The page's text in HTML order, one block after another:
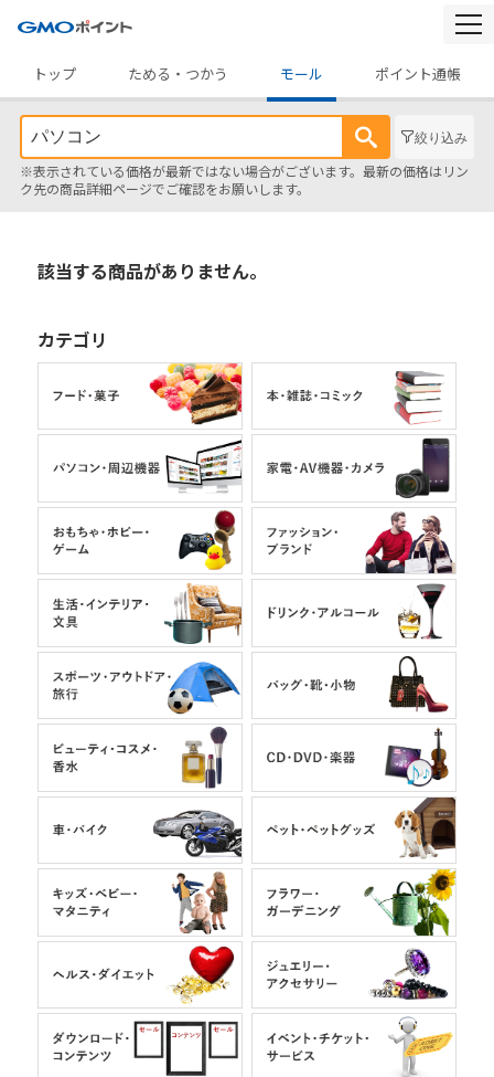
トップ
ためる・つかう モール ポイント通帳
絞り込み
※表示されている価格が最新ではない場合がございます。最新の価格はリン
ク先の商品詳細ページでご確認をお願いします。
該当する商品がありません。
カテゴリ